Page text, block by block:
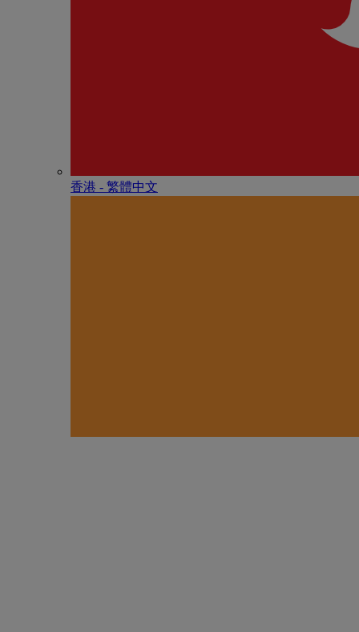
香港 - 繁體中文